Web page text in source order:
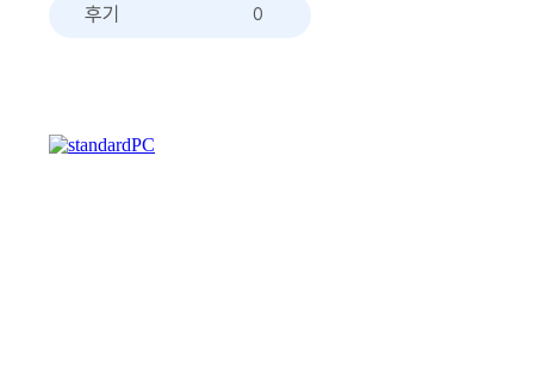
후기 0